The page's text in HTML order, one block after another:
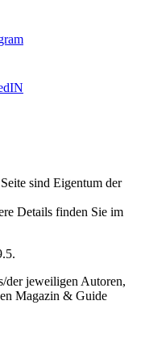
sind Eigentum der
Details finden Sie im
der jeweiligen Autoren,
Magazin & Guide